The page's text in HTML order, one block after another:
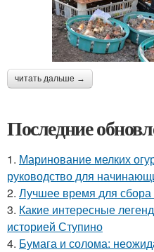
читать дальше →
Последние
1. Маринование мелких
руководство для
2. Лучшее время для сбора
3. Какие интересные
историей Ступино
4. Бумага и солома: